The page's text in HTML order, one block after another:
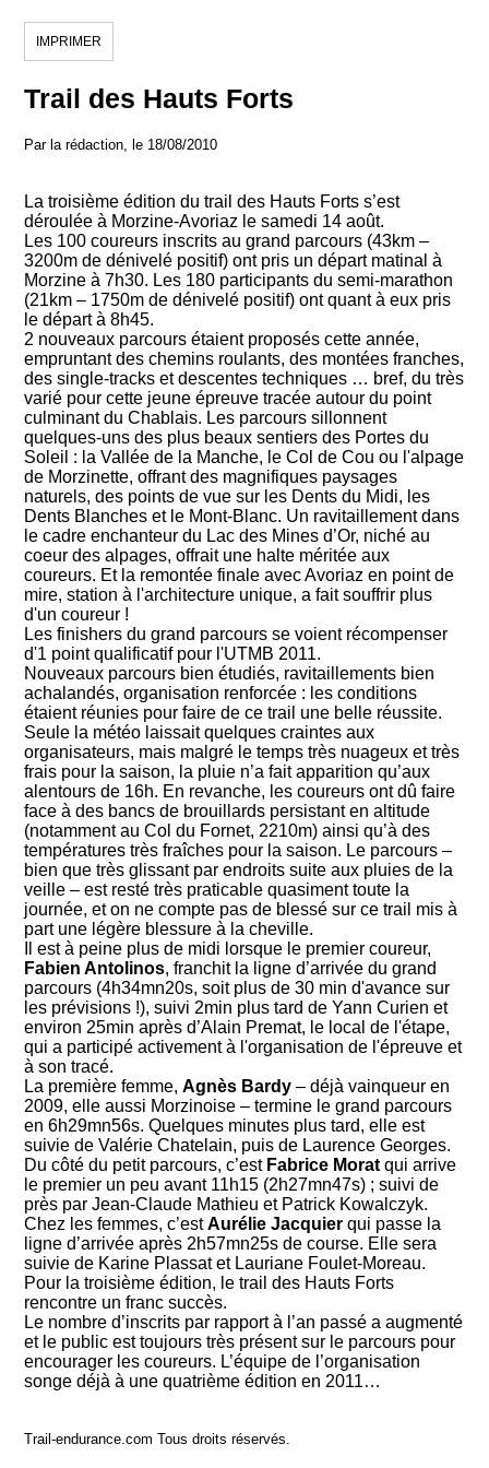
IMPRIMER
Trail des Hauts Forts
Par la rédaction, le 18/08/2010
La troisième édition du trail des Hauts Forts s’est
déroulée à Morzine-Avoriaz le samedi 14 août.
Les 100 coureurs inscrits au grand parcours (43km –
3200m de dénivelé positif) ont pris un départ matinal à
Morzine à 7h30. Les 180 participants du semi-marathon
(21km – 1750m de dénivelé positif) ont quant à eux pris
le départ à 8h45.
2 nouveaux parcours étaient proposés cette année,
empruntant des chemins roulants, des montées franches,
des single-tracks et descentes techniques … bref, du très
varié pour cette jeune épreuve tracée autour du point
culminant du Chablais. Les parcours sillonnent
quelques-uns des plus beaux sentiers des Portes du
Soleil : la Vallée de la Manche, le Col de Cou ou l'alpage
de Morzinette, offrant des magnifiques paysages
naturels, des points de vue sur les Dents du Midi, les
Dents Blanches et le Mont-Blanc. Un ravitaillement dans
le cadre enchanteur du Lac des Mines d’Or, niché au
coeur des alpages, offrait une halte méritée aux
coureurs. Et la remontée finale avec Avoriaz en point de
mire, station à l'architecture unique, a fait souffrir plus
d'un coureur !
Les finishers du grand parcours se voient récompenser
d'1 point qualificatif pour l'UTMB 2011.
Nouveaux parcours bien étudiés, ravitaillements bien
achalandés, organisation renforcée : les conditions
étaient réunies pour faire de ce trail une belle réussite.
Seule la météo laissait quelques craintes aux
organisateurs, mais malgré le temps très nuageux et très
frais pour la saison, la pluie n’a fait apparition qu’aux
alentours de 16h. En revanche, les coureurs ont dû faire
face à des bancs de brouillards persistant en altitude
(notamment au Col du Fornet, 2210m) ainsi qu’à des
températures très fraîches pour la saison. Le parcours –
bien que très glissant par endroits suite aux pluies de la
veille – est resté très praticable quasiment toute la
journée, et on ne compte pas de blessé sur ce trail mis à
part une légère blessure à la cheville.
Il est à peine plus de midi lorsque le premier coureur,
Fabien Antolinos, franchit la ligne d’arrivée du grand
parcours (4h34mn20s, soit plus de 30 min d'avance sur
les prévisions !), suivi 2min plus tard de Yann Curien et
environ 25min après d’Alain Premat, le local de l'étape,
qui a participé activement à l'organisation de l'épreuve et
à son tracé.
La première femme,Agnès Bardy – déjà vainqueur en
2009, elle aussi Morzinoise – termine le grand parcours
en 6h29mn56s. Quelques minutes plus tard, elle est
suivie de Valérie Chatelain, puis de Laurence Georges.
Du côté du petit parcours, c’est Fabrice Morat qui arrive
le premier un peu avant 11h15 (2h27mn47s) ; suivi de
près par Jean-Claude Mathieu et Patrick Kowalczyk.
Chez les femmes, c’estAurélie Jacquier qui passe la
ligne d’arrivée après 2h57mn25s de course. Elle sera
suivie de Karine Plassat et Lauriane Foulet-Moreau.
Pour la troisième édition, le trail des Hauts Forts
rencontre un franc succès.
Le nombre d’inscrits par rapport à l’an passé a augmenté
et le public est toujours très présent sur le parcours pour
encourager les coureurs. L’équipe de l’organisation
songe déjà à une quatrième édition en 2011…
Trail-endurance.com Tous droits réservés.